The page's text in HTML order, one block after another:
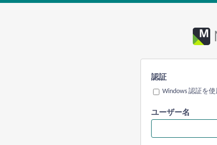
認証
Windows 認証を
ユーザー名